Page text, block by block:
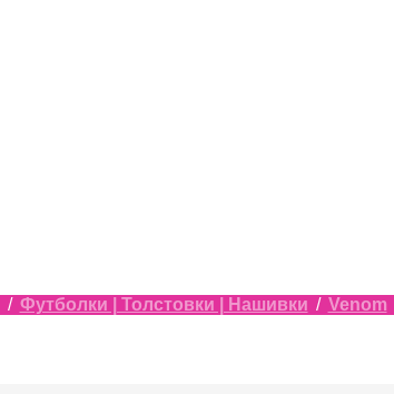
/ Футболки | Толстовки | Нашивки / Venom